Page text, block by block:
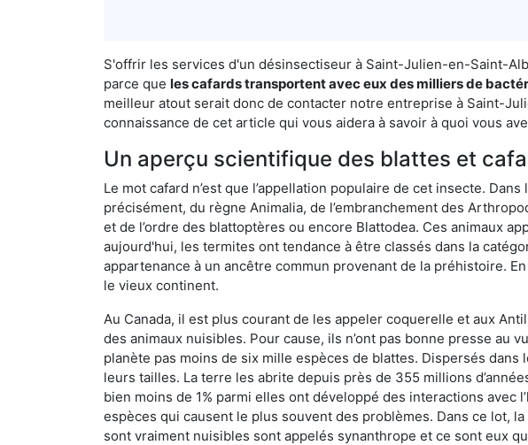
S'offrir les services d'un désinsectiseur à Saint-Julien-en-Saint-
parce que les cafards transportent avec eux des milliers de
meilleur atout serait donc de contacter notre entreprise à Saint-
connaissance de cet article qui vous aidera à savoir à quoi vous
Un aperçu scientifique des blattes et
Le mot cafard n’est que l’appellation populaire de cet insecte.
précisément, du règne Animalia, de l’embranchement des
et de l’ordre des blattoptères ou encore Blattodea. Ces animaux
aujourd'hui, les termites ont tendance à être classés dans la
appartenance à un ancêtre commun provenant de la préhistoire.
le vieux continent.
Au Canada, il est plus courant de les appeler coquerelle et aux
des animaux nuisibles. Pour cause, ils n’ont pas bonne presse
planète pas moins de six mille espèces de blattes. Dispersés
leurs tailles. La terre les abrite depuis près de 355 millions
bien moins de 1% parmi elles ont développé des interactions avec
espèces qui causent le plus souvent des problèmes. Dans ce lot,
sont vraiment nuisibles sont appelés synanthrope et ce sont eux